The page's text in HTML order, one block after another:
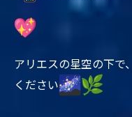
アリエスの星空の下で
ください